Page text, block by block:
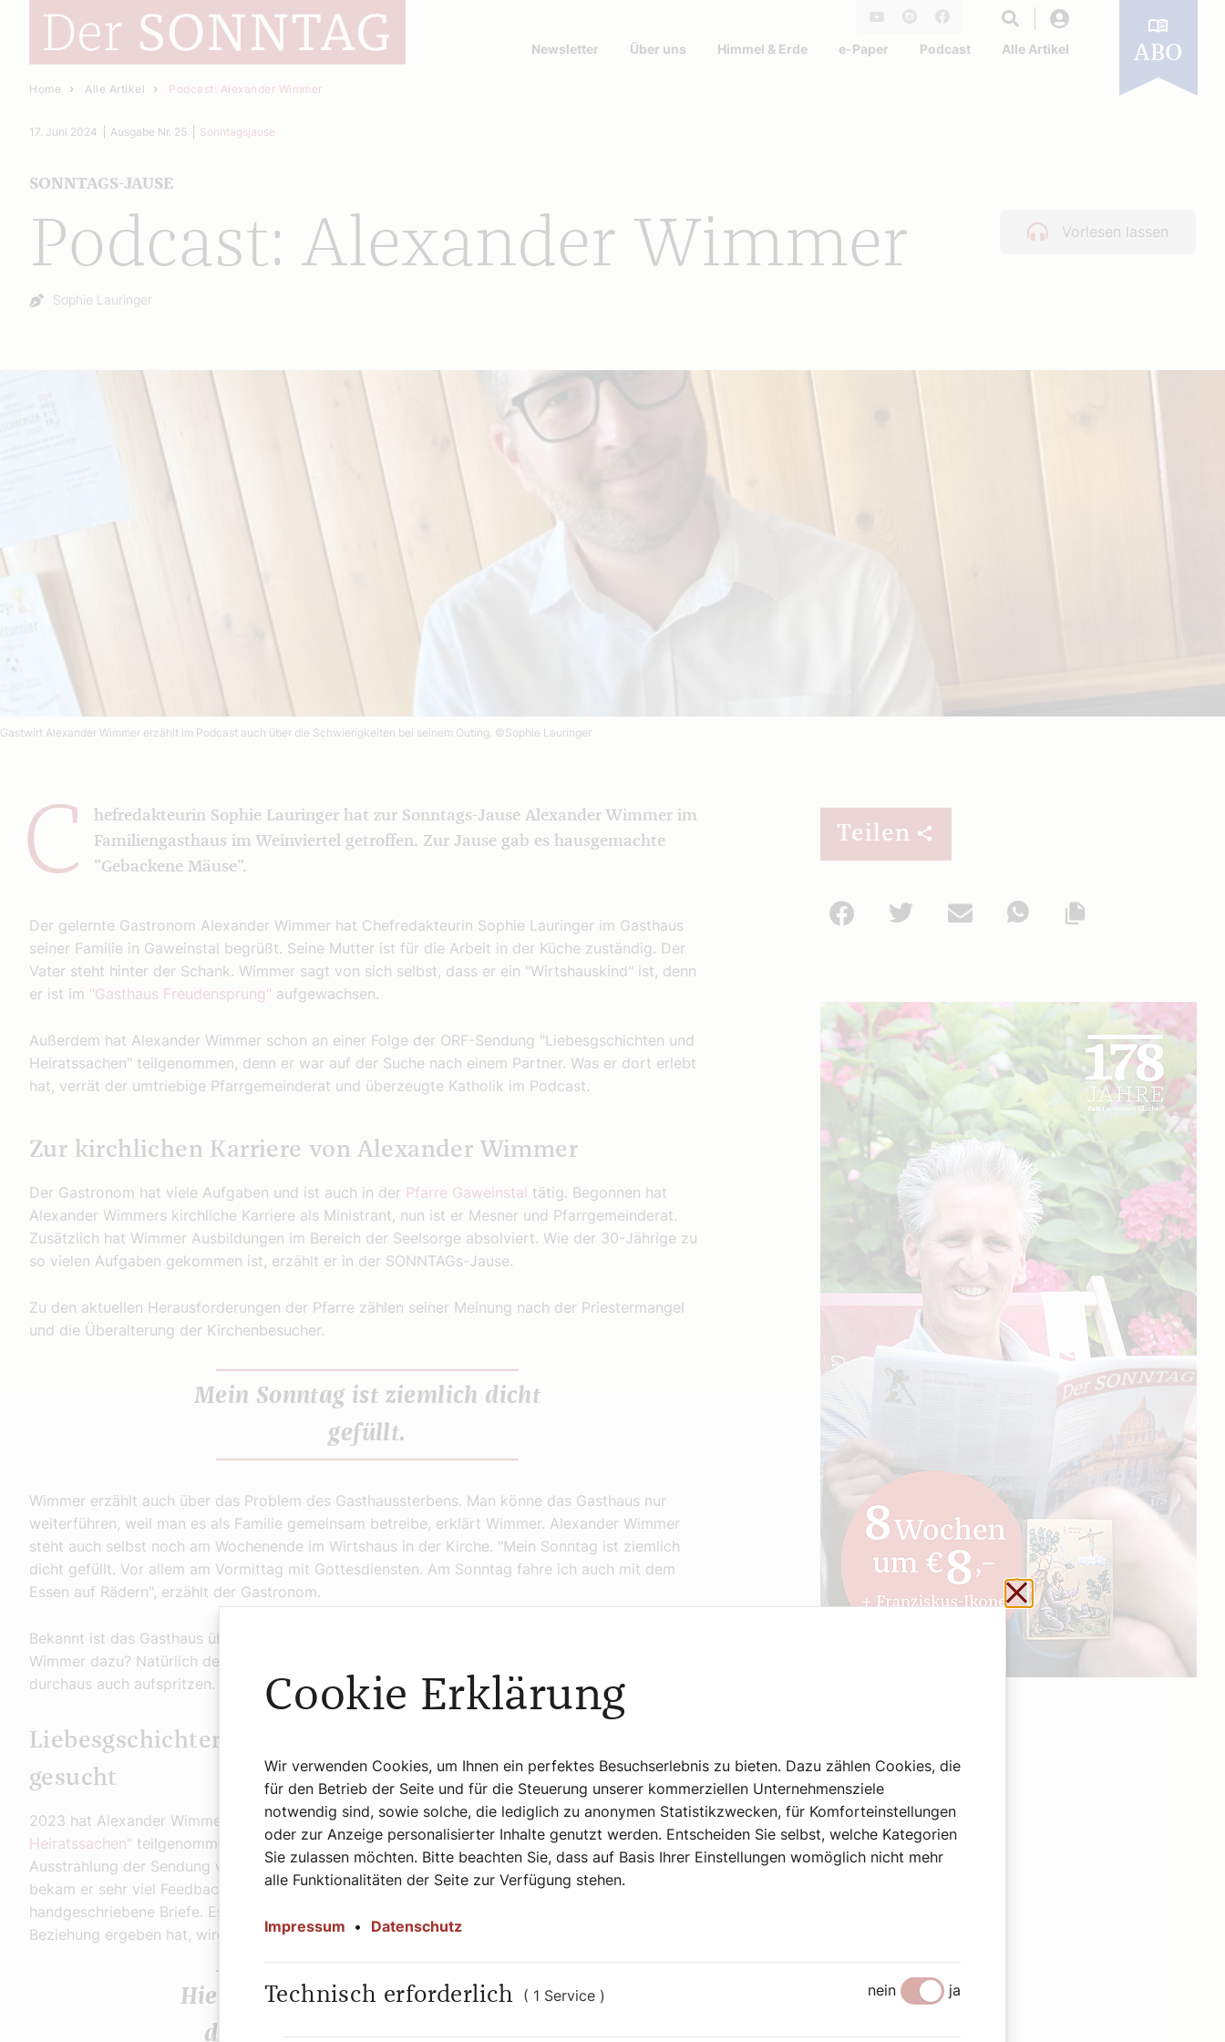
Facebook
Newsletter Über uns Himmel & Erde e-Paper Podcast Alle Artikel ABO
Home Alle Artikel Podcast: Alexander Wimmer
Vorlesen lassen
Podcast: Alexander Wimmer
SONNTAGS-JAUSE
17. Juni 2024 Ausgabe Nr. 25 Sonntagsjause
Autor:
Sophie Lauringer
Gastwirt Alexander Wimmer erzählt im Podcast auch über die Schwierigkeiten bei seinem Outing. ©Sophie Lauringer
C
hefredakteurin Sophie Lauringer hat zur Sonntags-Jause Alexander Wimmer im
Familiengasthaus im Weinviertel getroffen. Zur Jause gab es hausgemachte
"Gebackene Mäuse".
Der gelernte Gastronom Alexander Wimmer hat Chefredakteurin Sophie Lauringer im Gasthaus
seiner Familie in Gaweinstal begrüßt. Seine Mutter ist für die Arbeit in der Küche zuständig. Der
Vater steht hinter der Schank. Wimmer sagt von sich selbst, dass er ein "Wirtshauskind" ist, denn
er ist im "Gasthaus Freudensprung" aufgewachsen.
Außerdem hat Alexander Wimmer schon an einer Folge der ORF-Sendung "Liebesgschichten und
Heiratssachen" teilgenommen, denn er war auf der Suche nach einem Partner. Was er dort erlebt
hat, verrät der umtriebige Pfarrgemeinderat und überzeugte Katholik im Podcast.
Zur kirchlichen Karriere von Alexander Wimmer
Der Gastronom hat viele Aufgaben und ist auch in der Pfarre Gaweinstal tätig. Begonnen hat
Alexander Wimmers kirchliche Karriere als Ministrant, nun ist er Mesner und Pfarrgemeinderat.
Zusätzlich hat Wimmer Ausbildungen im Bereich der Seelsorge absolviert. Wie der 30-Jährige zu
so vielen Aufgaben gekommen ist, erzählt er in der SONNTAGs-Jause.
Zu den aktuellen Herausforderungen der Pfarre zählen seiner Meinung nach der Priestermangel
und die Überalterung der Kirchenbesucher.
Mein Sonntag ist ziemlich dicht
gefüllt.
Wimmer erzählt auch über das Problem des Gasthaussterbens. Man könne das Gasthaus nur
weiterführen, weil man es als Familie gemeinsam betreibe, erklärt Wimmer. Alexander Wimmer
steht auch selbst noch am Wochenende im Wirtshaus in der Kirche. "Mein Sonntag ist ziemlich
dicht gefüllt. Vor allem am Vormittag mit Gottesdiensten. Am Sonntag fahre ich auch mit dem
Essen auf Rädern", erzählt der Gastronom.
Bekannt ist das Gasthaus übrigens für seine Schnitzel und Cordon-Bleu. Welchen Wein empfiehlt
Wimmer dazu? Natürlich den Weinviertel DAC, einen grünen Veltliner. Den darf man, so Wimmer,
durchaus auch aufspritzen.
Liebesgschichten und Heiratssachen: Mann fürs Leben
gesucht
2023 hat Alexander Wimmer an der bekannten ORF-Sendung"Liebesgschichten und
Heiratssachen" teilgenommen. Denn er war auf der Suche nach einem Mann. "Die Woche der
Ausstrahlung der Sendung war sehr intensiv", erzählt Wimmer. Schon am Abend der Ausstrahlung
bekam er sehr viel Feedback. Der 30-Jährige erhielt an die 50 E-Mails und sogar drei
handgeschriebene Briefe. Es sei auch zu einigen Treffen gekommen. Ob sich daraus, eine neue
Beziehung ergeben hat, wird im Podcast besprochen.
Hier vor Ort werde ich akzeptiert,
da stehen der Pfarrer und die
Teilen
Facebook
Twitter Mail
WhatsApp
Schließen ohne zu
Cookie Erklärung
Wir verwenden Cookies, um Ihnen ein perfektes Besuchserlebnis zu bieten. Dazu zählen Cookies, die
für den Betrieb der Seite und für die Steuerung unserer kommerziellen Unternehmensziele
notwendig sind, sowie solche, die lediglich zu anonymen Statistikzwecken, für Komforteinstellungen
oder zur Anzeige personalisierter Inhalte genutzt werden. Entscheiden Sie selbst, welche Kategorien
Sie zulassen möchten. Bitte beachten Sie, dass auf Basis Ihrer Einstellungen womöglich nicht mehr
alle Funktionalitäten der Seite zur Verfügung stehen.
Impressum • Datenschutz
Technisch erforderlich ( 1 Service ) nein ja